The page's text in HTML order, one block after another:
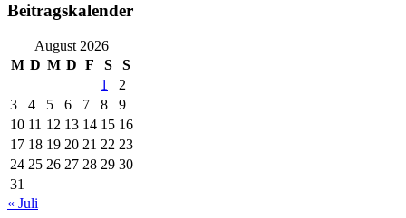
Beitragskalender
August 2026
M D M D F S
S
1
2
3
4 5 6 7 8
9
10 11 12 13 14 15 16
17 18 19 20 21 22 23
24 25 26 27 28 29 30
31
« Juli